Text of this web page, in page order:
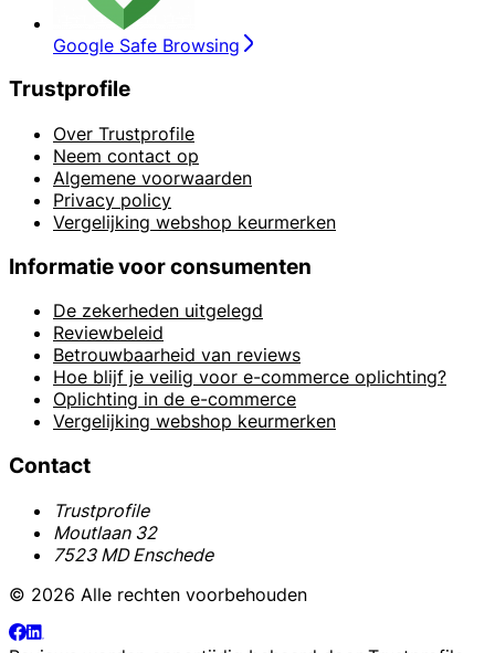
Google Safe Browsing
Trustprofile
Over Trustprofile
Neem contact op
Algemene voorwaarden
Privacy policy
Vergelijking webshop keurmerken
Informatie voor consumenten
De zekerheden uitgelegd
Reviewbeleid
Betrouwbaarheid van reviews
Hoe blijf je veilig voor e-commerce oplichting?
Oplichting in de e-commerce
Vergelijking webshop keurmerken
Contact
Trustprofile
Moutlaan 32
7523 MD Enschede
© 2026 Alle rechten voorbehouden